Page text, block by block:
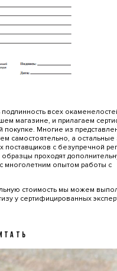
подлинность всех
магазине, и прилагаем
покупке. Многие из
самостоятельно, а остальные
поставщиков с безупречной
образцы проходят
многолетним опытом работы с
стоимость мы можем
у сертифицированных